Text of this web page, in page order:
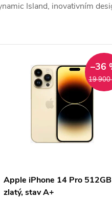
Island, inovativním
19 900
–36
Apple iPhone 14 Pro 512GB
zlatý, stav A+